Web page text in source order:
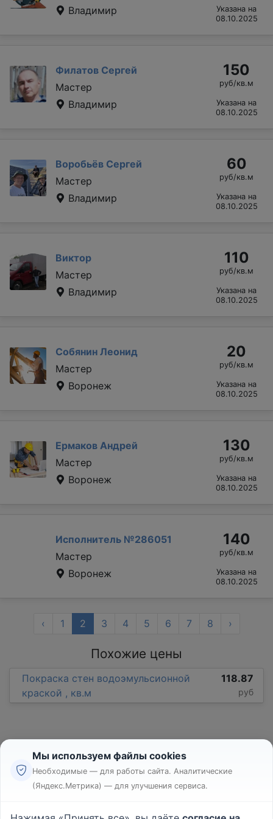
Владимир
Указана на
08.10.2025
Филатов Сергей
Мастер
Владимир
150
руб/кв.м
Указана на
08.10.2025
Воробьёв Сергей
Мастер
Владимир
60
руб/кв.м
Указана на
08.10.2025
Виктор
Мастер
Владимир
110
руб/кв.м
Указана на
08.10.2025
Собянин Леонид
Мастер
Воронеж
20
руб/кв.м
Указана на
08.10.2025
Ермаков Андрей
Мастер
Воронеж
130
руб/кв.м
Указана на
08.10.2025
Исполнитель №286051
Мастер
Воронеж
140
руб/кв.м
Указана на
08.10.2025
‹ 1 2 3 4 5 6 7 8 ›
Похожие цены
Покраска стен водоэмульсионной
краской , кв.м
118.87
руб
Реклама
Мы используем файлы cookies
Необходимые — для работы сайта. Аналитические
(Яндекс.Метрика) — для улучшения сервиса.